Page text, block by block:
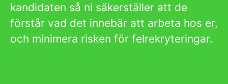
kandidaten så ni säkerställer att de
förstår vad det innebär att arbeta hos er,
och minimera risken för felrekryteringar.